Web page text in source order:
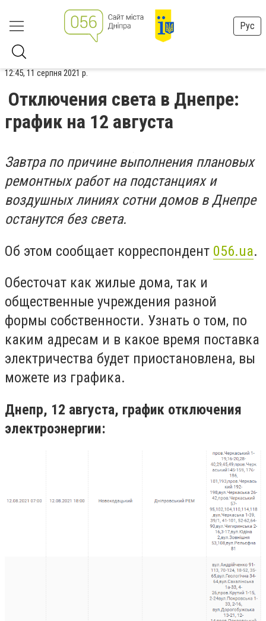
Рус
12:45, 11 серпня 2021 р.
Отключения света в Днепре:
график на 12 августа
Завтра по причине выполнения плановых
ремонтных работ на подстанциях и
воздушных линиях сотни домов в Днепре
останутся без света.
Об этом сообщает корреспондент 056.ua.
Обесточат как жилые дома, так и
общественные учреждения разной
формы собственности. Узнать о том, по
каким адресам и в какое время поставка
электричества будет приостановлена, вы
можете из графика.
Днепр, 12 августа, график отключения
электроэнергии: